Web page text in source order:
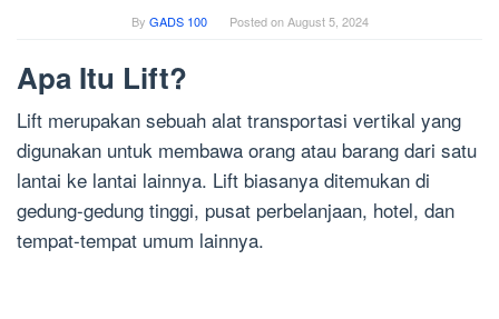
By GADS 100 Posted onAugust 5, 2024
Apa Itu Lift?
Lift merupakan sebuah alat transportasi vertikal yang
digunakan untuk membawa orang atau barang dari satu
lantai ke lantai lainnya. Lift biasanya ditemukan di
gedung-gedung tinggi, pusat perbelanjaan, hotel, dan
tempat-tempat umum lainnya.